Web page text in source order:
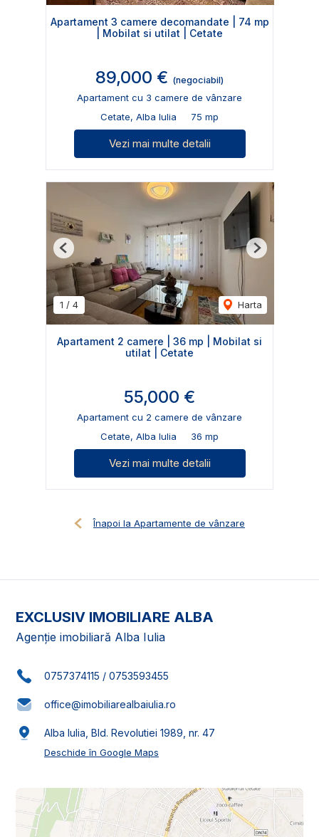
Apartament 3 camere decomandate | 74 mp
| Mobilat si utilat | Cetate
89,000 € (negociabil)
Apartament cu 3 camere de vânzare
Cetate, Alba Iulia
75 mp
Vezi mai multe detalii
1 / 4 Harta
Previous Next
Apartament 2 camere | 36 mp | Mobilat si
utilat | Cetate
55,000 €
Apartament cu 2 camere de vânzare
Cetate, Alba Iulia
36 mp
Vezi mai multe detalii
Înapoi la Apartamente de vânzare
EXCLUSIV IMOBILIARE ALBA
Agenție imobiliară Alba Iulia
0757374115 / 0753593455
office@imobiliarealbaiulia.ro
Alba Iulia, Bld. Revolutiei 1989, nr. 47
Deschide în Google Maps